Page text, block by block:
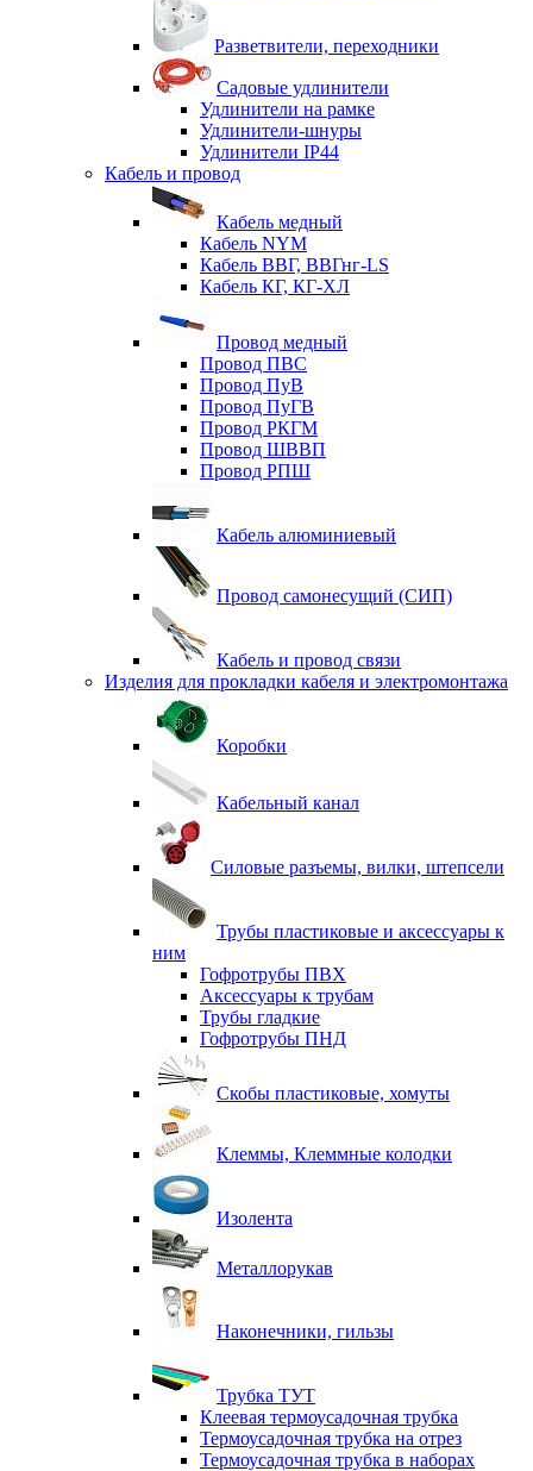
Разветвители, переходники
Садовые удлинители
Удлинители на рамке
Удлинители-шнуры
Удлинители IP44
Кабель и провод
Кабель медный
Кабель NYM
Кабель ВВГ, ВВГнг-LS
Кабель КГ, КГ-ХЛ
Провод медный
Провод ПВС
Провод ПуВ
Провод ПуГВ
Провод РКГМ
Провод ШВВП
Провод РПШ
Кабель алюминиевый
Провод самонесущий (СИП)
Кабель и провод связи
Изделия для прокладки кабеля и электромонтажа
Коробки
Кабельный канал
Силовые разъемы, вилки, штепсели
Трубы пластиковые и аксессуары к
ним
Гофротрубы ПВХ
Аксессуары к трубам
Трубы гладкие
Гофротрубы ПНД
Скобы пластиковые, хомуты
Клеммы, Клеммные колодки
Изолента
Металлорукав
Наконечники, гильзы
Трубка ТУТ
Клеевая термоусадочная трубка
Термоусадочная трубка на отрез
Термоусадочная трубка в наборах